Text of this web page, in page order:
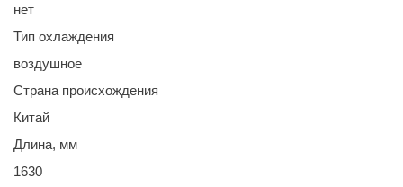
нет
Тип охлаждения
воздушное
Страна происхождения
Китай
Длина, мм
1630